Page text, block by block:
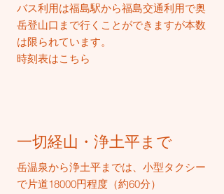
バス利用は福島駅から福島交通利用で奥
岳登山口まで行くことができますが本数
は限られています。
​時刻表はこちら​
一切経山・浄土平まで
岳温泉から浄土平までは、小型タクシー
で片道18000円程度（約60分）